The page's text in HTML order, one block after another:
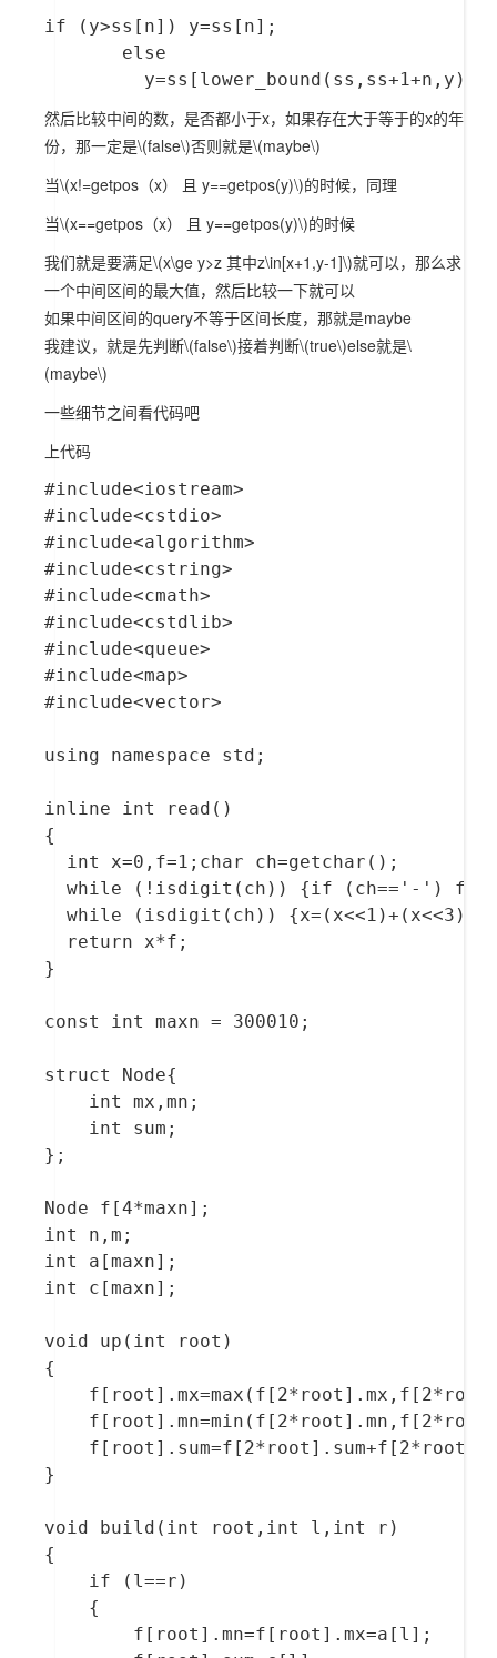
if (y>ss[n]) y=ss[n];
       else
然后比较中间的数，是否都小于x，如果存在大于等于的x的年
份，那一定是\(false\)否则就是\(maybe\)
当\(x!=getpos（x） 且 y==getpos(y)\)的时候，同理
当\(x==getpos（x） 且 y==getpos(y)\)的时候
我们就是要满足\(x\ge y>z 其中z\in[x+1,y-1]\)就可以，那么求
一个中间区间的最大值，然后比较一下就可以
如果中间区间的query不等于区间长度，那就是maybe
我建议，就是先判断\(false\)接着判断\(true\)else就是\
(maybe\)
一些细节之间看代码吧
上代码
#include<iostream>
#include<cstdio>
#include<algorithm>
#include<cstring>
#include<cmath>
#include<cstdlib>
#include<queue>
#include<map>
#include<vector>
using namespace std;
inline int read()
{
  int x=0,f=1;char ch=getchar();
while (!isdigit(ch)) {if (ch=='-') f=-
while (isdigit(ch))
  return x*f;
}
const int maxn = 300010;
struct Node{
    int mx,mn;
    int sum;
};
Node f[4*maxn];
int n,m;
int a[maxn];
int c[maxn];
void up(int root)
{
}
void build(int root,int l,int r)
{
    if (l==r)
    {
        f[root].mn=f[root].mx=a[l];